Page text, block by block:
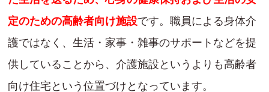
定のための高齢者向け施設です。職員による身体介
護ではなく、生活・家事・雑事のサポートなどを提
供していることから、介護施設というよりも高齢者
向け住宅という位置づけとなっています。